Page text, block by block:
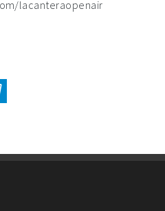
lacanteraopenair